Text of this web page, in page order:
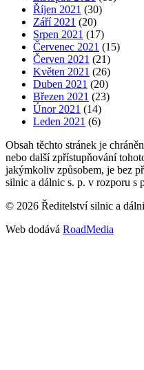
Říjen 2021 (30)
Září 2021 (20)
Srpen 2021 (17)
Červenec 2021 (15)
Červen 2021 (21)
Květen 2021 (26)
Duben 2021 (20)
Březen 2021 (23)
Únor 2021 (14)
Leden 2021 (6)
Obsah těchto stránek je
nebo další zpřístupňování
jakýmkoliv způsobem, je bez
silnic a dálnic s. p. v rozporu s
© 2026 Ředitelství silnic a
Web dodává RoadMedia